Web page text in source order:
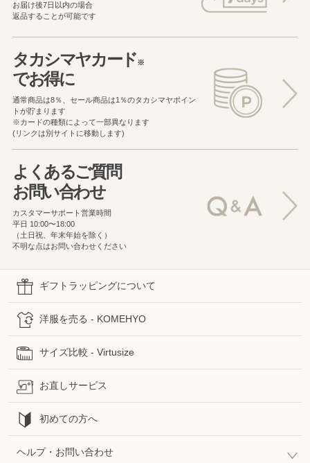
お届け後7日以内の場合
返品することが可能です
タカシマヤカード※
でお得に
通常商品は8％、セール商品は1％のタカシマヤポイン
トが貯まります
※カードの種類によって一部異なります
(リンクは別サイトに移動します)
よくあるご質問
お問い合わせ
カスタマーサポート営業時間
平日 10:00〜18:00
（土日祝、年末年始を除く）
不明な点はお問い合わせください
ギフトラッピングについて
洋服を売る - KOMEHYO
サイズ比較 - Virtusize
お直しサービス
初めての方へ
ヘルプ・お問い合わせ